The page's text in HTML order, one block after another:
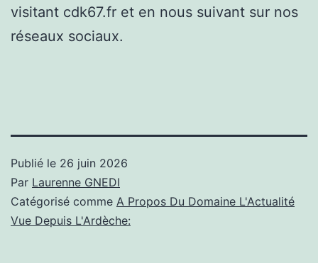
visitant cdk67.fr et en nous suivant sur nos
réseaux sociaux.
Publié le 26 juin 2026
Par Laurenne GNEDI
Catégorisé comme A Propos Du Domaine L'Actualité
Vue Depuis L'Ardèche: